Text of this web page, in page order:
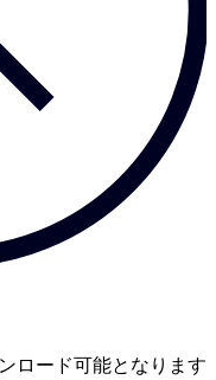
ロード可能となります